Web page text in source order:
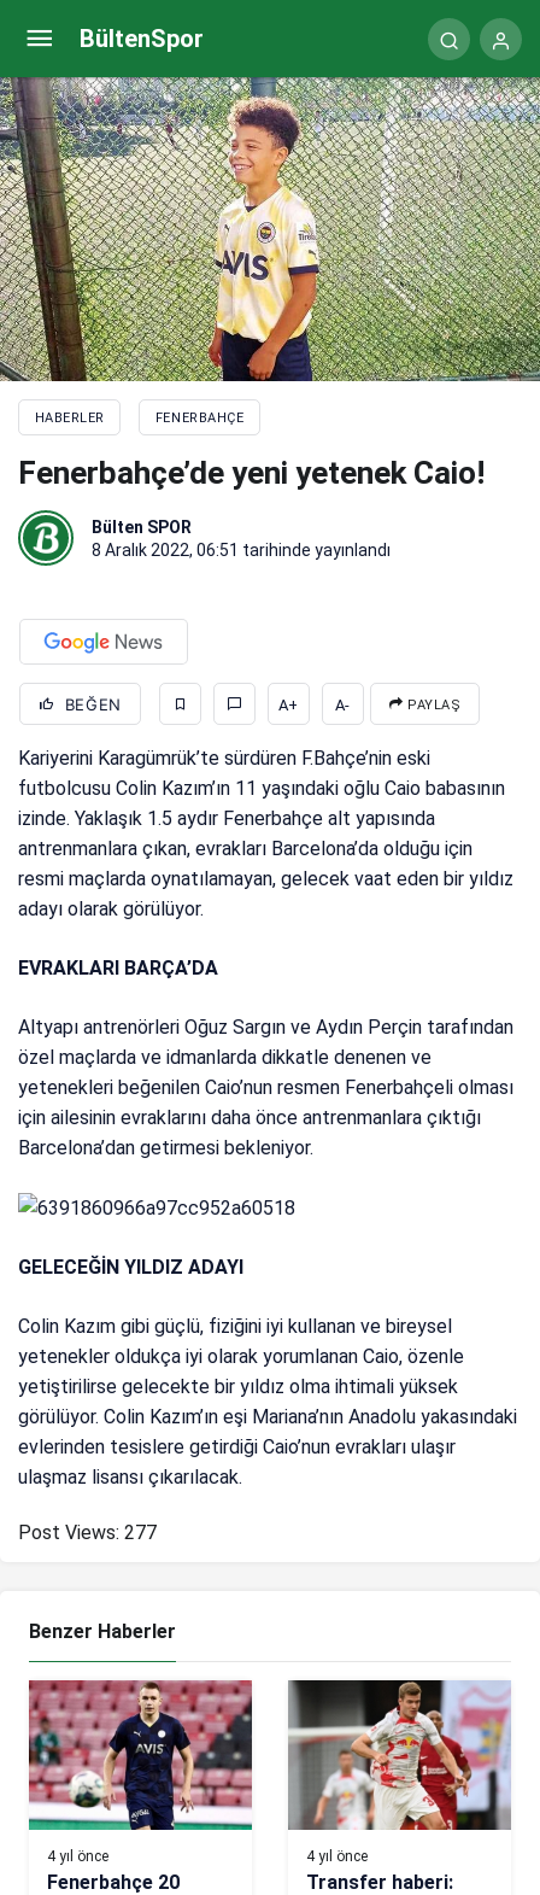
BültenSpor
HABERLER FENERBAHÇE
Fenerbahçe’de yeni yetenek Caio!
Bülten SPOR
8 Aralık 2022, 06:51 tarihinde yayınlandı
BEĞEN A+ A- PAYLAŞ
Kariyerini Karagümrük’te sürdüren F.Bahçe’nin eski
futbolcusu Colin Kazım’ın 11 yaşındaki oğlu Caio babasının
izinde. Yaklaşık 1.5 aydır Fenerbahçe alt yapısında
antrenmanlara çıkan, evrakları Barcelona’da olduğu için
resmi maçlarda oynatılamayan, gelecek vaat eden bir yıldız
adayı olarak görülüyor.
EVRAKLARI BARÇA’DA
Altyapı antrenörleri Oğuz Sargın ve Aydın Perçin tarafından
özel maçlarda ve idmanlarda dikkatle denenen ve
yetenekleri beğenilen Caio’nun resmen Fenerbahçeli olması
için ailesinin evraklarını daha önce antrenmanlara çıktığı
Barcelona’dan getirmesi bekleniyor.
GELECEĞİN YILDIZ ADAYI
Colin Kazım gibi güçlü, fiziğini iyi kullanan ve bireysel
yetenekler oldukça iyi olarak yorumlanan Caio, özenle
yetiştirilirse gelecekte bir yıldız olma ihtimali yüksek
görülüyor. Colin Kazım’ın eşi Mariana’nın Anadolu yakasındaki
evlerinden tesislere getirdiği Caio’nun evrakları ulaşır
ulaşmaz lisansı çıkarılacak.
Post Views: 277
Benzer Haberler
4 yıl önce
Fenerbahçe 20
4 yıl önce
Transfer haberi:
(ÖZET) Alanyaspor – Fenerbahçe maç sonucu: 2-4